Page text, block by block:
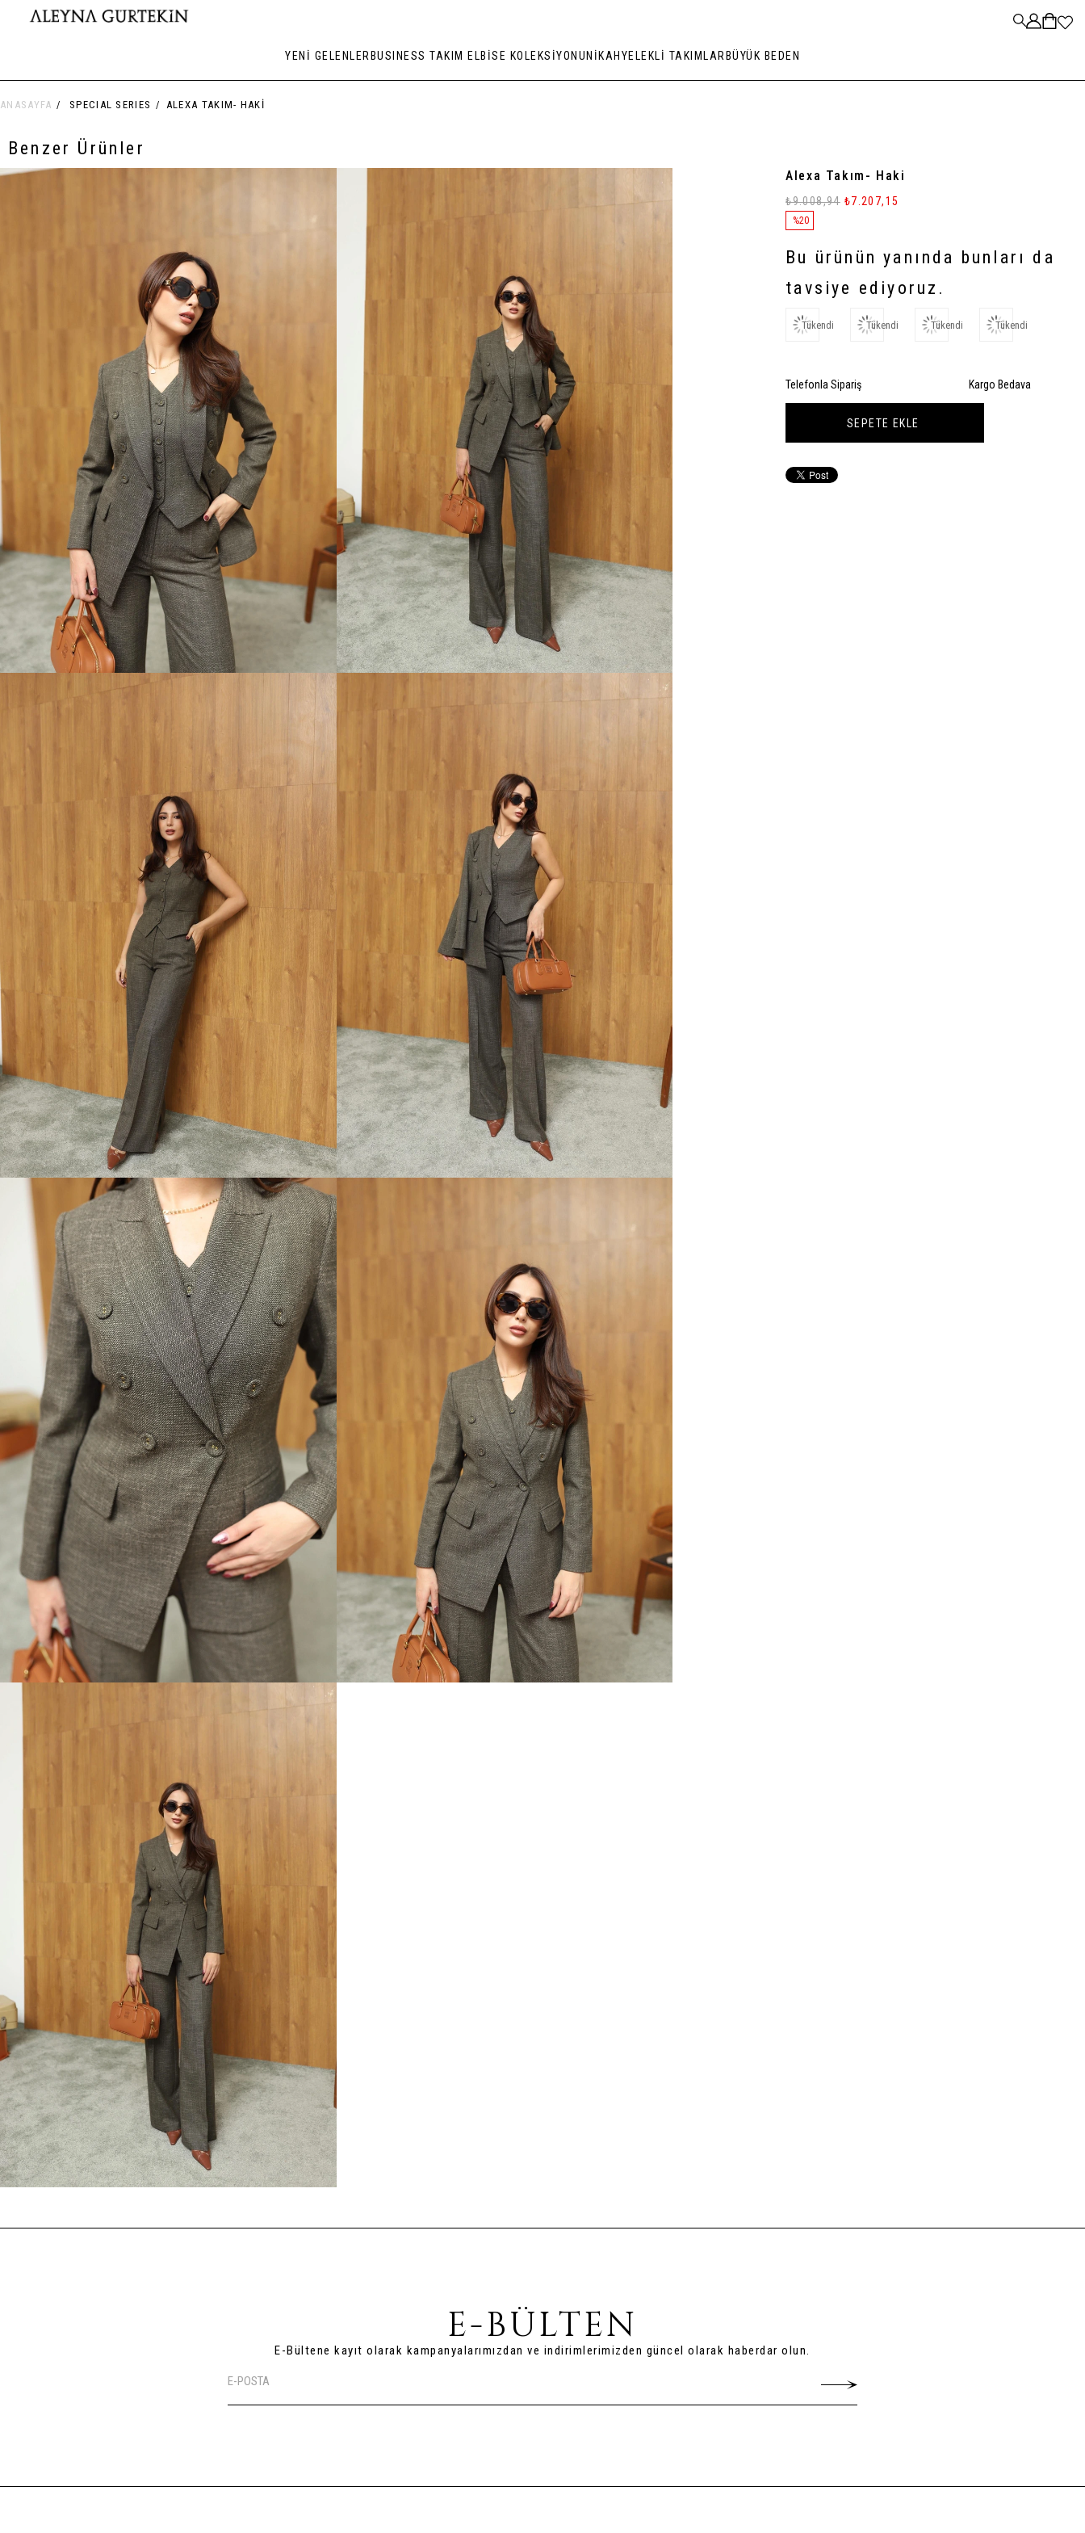
YENİ GELENLER BUSINESS TAKIM ELBİSE KOLEKSİYONU NİKAH YELEKLİ TAKIMLAR BÜYÜK BEDEN
ANASAYFA SPECIAL SERIES ALEXA TAKIM- HAKI
Benzer Ürünler
Alexa Takım- Haki
%20
₺9.008,94 ₺7.207,15
Bu ürünün yanında bunları da
tavsiye ediyoruz.
Tükendi Tükendi Tükendi Tükendi
Telefonla Sipariş Kargo Bedava
E-BÜLTEN
E-Bültene kayıt olarak kampanyalarımızdan ve indirimlerimizden güncel olarak haberdar olun.